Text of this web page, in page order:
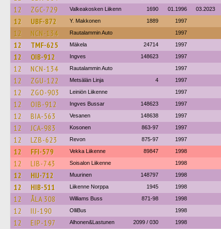
12 ZGC-729 Valkeakosken Liikenn 1690 01.1996 03.2023
12 UBF-872 Y. Makkonen 1889 1997
12 NCN-134 Rautalammin Auto 1997
12 TMF-625 Mäkela 24714 1997
12 OIB-912 Ingves 148623 1997
12 NCN-134 Rautalammin Auto 1997
12 ZGU-122 Metsälän Linja 4 1997
12 ZGO-903 Leiniön Liikenne 1997
12 OIB-912 Ingves Bussar 148623 1997
12 BIA-563 Vesanen 148638 1997
12 JCA-983 Kosonen 863-97 1997
12 LZB-623 Revon 875-97 1997
12 FFI-579 Vekka Liikenne 89847 1998
12 LIB-743 Soisalon Liikenne 1998
12 HIJ-712 Muurinen 148797 1998
12 HIB-511 Liikenne Norppa 1945 1998
12 ÅLA 308 Williams Buss 871-98 1998
12 IIJ-190 OlliBus 1998
12 EIP-197 Alhonen&Lastunen 2099 / 030 1998